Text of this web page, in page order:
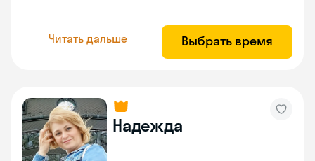
Читать дальше Выбрать время
Надежда